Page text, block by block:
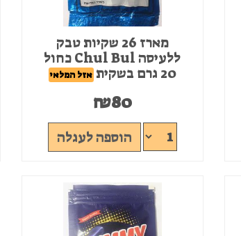
מארז 26 שקיות טבק
ללעיסה Chul Bul כחול
20 גרם בשקית
אזל המלאי
₪80
הוספה לעגלה